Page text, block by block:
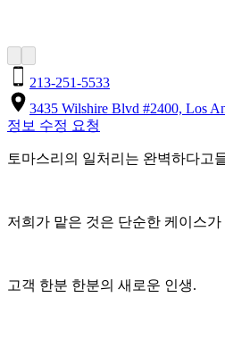
213-251-5533
3435 Wilshire Blvd #2400, Los
정보 수정 요청
토마스리의 일처리는 완벽하다고
저희가 맡은 것은 단순한 케이스가
고객 한분 한분의 새로운 인생.